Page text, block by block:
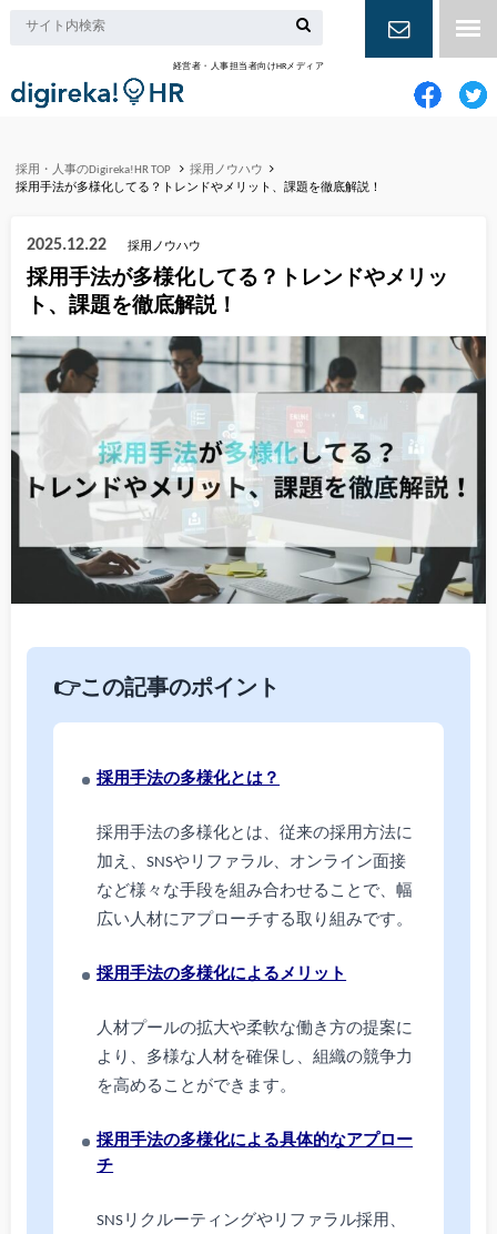
経営者・人事担当者向けHRメディア
お問い合
採用・人事のDigireka!HR TOP
採用ノウハウ
採用手法が多様化してる？トレンドやメリット、課題を徹底解説！
2025.12.22 採用ノウハウ
採用手法が多様化してる？トレンドやメリッ
ト、課題を徹底解説！
👉この記事のポイント
採用手法の多様化とは？
採用手法の多様化とは、従来の採用方法に
加え、SNSやリファラル、オンライン面接
など様々な手段を組み合わせることで、幅
広い人材にアプローチする取り組みです。
採用手法の多様化によるメリット
人材プールの拡大や柔軟な働き方の提案に
より、多様な人材を確保し、組織の競争力
を高めることができます。
採用手法の多様化による具体的なアプロー
チ
SNSリクルーティングやリファラル採用、